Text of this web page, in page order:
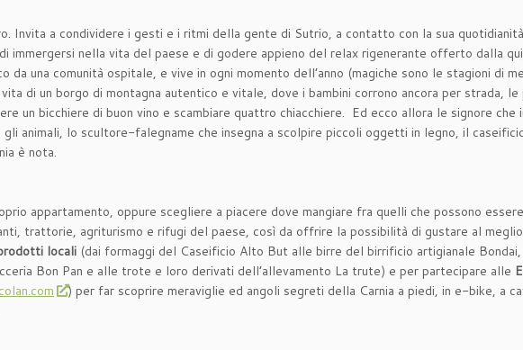
Invita a condividere i gesti e i ritmi della gente di Sutrio, a contatto con la sua
immergersi nella vita del paese e di godere appieno del relax rigenerante offerto dalla
da una comunità ospitale, e vive in ogni momento dell’anno (magiche sono le stagioni di
di un borgo di montagna autentico e vitale, dove i bambini corrono ancora per strada, le
un bicchiere di buon vino e scambiare quattro chiacchiere. Ed ecco allora le signore che
animali, lo scultore-falegname che insegna a scolpire piccoli oggetti in legno, il
è nota.
appartamento, oppure scegliere a piacere dove mangiare fra quelli che possono
trattorie, agriturismo e rifugi del paese, così da offrire la possibilità di gustare al
locali (dai formaggi del Caseificio Alto But alle birre del birrificio artigianale
Bon Pan e alle trote e loro derivati dell’allevamento La trute) e per partecipare alle
) per far scoprire meraviglie ed angoli segreti della Carnia a piedi, in e-bike, a